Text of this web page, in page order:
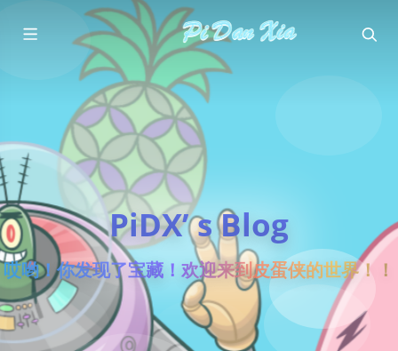
PiDX’ s Blog
哎哟！你发现了宝藏！欢迎来到皮蛋侠的世界！！